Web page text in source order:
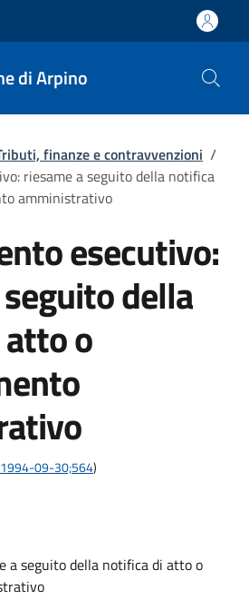
di Arpino
finanze e contravvenzioni /
riesame a seguito della notifica
amministrativo
esecutivo:
della
o
09-30;564)
a seguito della notifica di atto o